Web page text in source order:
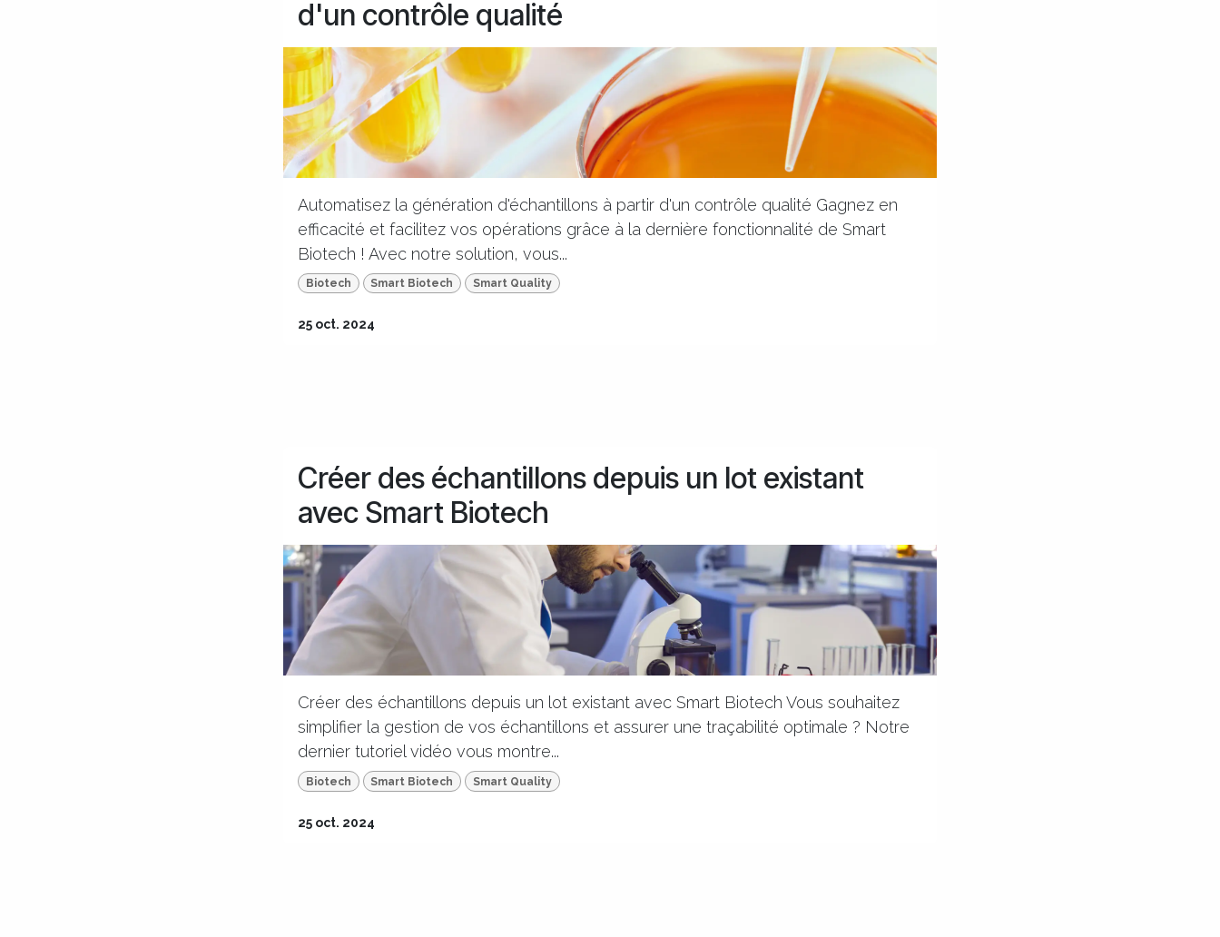
d'un contrôle qualité
Automatisez la génération d'échantillons à partir d'un contrôle qualité Gagnez en
efficacité et facilitez vos opérations grâce à la dernière fonctionnalité de Smart
Biotech ! Avec notre solution, vous...
Biotech Smart Biotech Smart Quality
25 oct. 2024
Créer des échantillons depuis un lot existant
avec Smart Biotech
Créer des échantillons depuis un lot existant avec Smart Biotech Vous souhaitez
simplifier la gestion de vos échantillons et assurer une traçabilité optimale ? Notre
dernier tutoriel vidéo vous montre...
Biotech Smart Biotech Smart Quality
25 oct. 2024